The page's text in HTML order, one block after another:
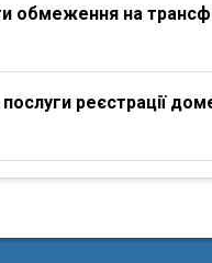
обмеження на
реєстрації